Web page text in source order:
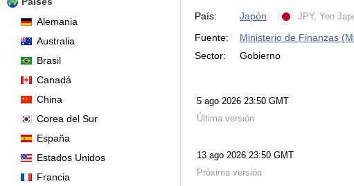
Alemania
Australia
Brasil
Canadá
China
Corea del Sur
España
Estados Unidos
Francia
País: Japón JPY, Yen
Fuente:
Ministerio de Finanzas
Sector:
Gobierno
5 ago 2026 23:50 GMT
Última versión
13 ago 2026 23:50 GMT
Próxima versión